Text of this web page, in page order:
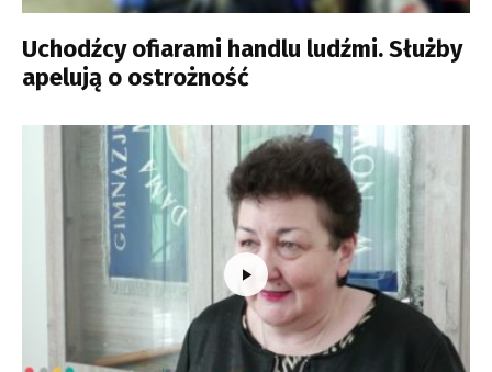
Uchodźcy ofiarami handlu ludźmi. Służby
apelują o ostrożność